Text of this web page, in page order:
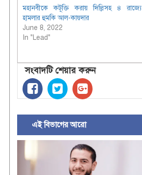
মহানবীকে কটূক্তি করায় দিল্লিসহ ৪ রাজ্যে
হামলার হুমকি আল-কায়দার
June 8, 2022
In "Lead"
সংবাদটি শেয়ার করুন
এই বিভাগের আরো